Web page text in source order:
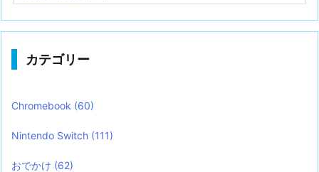
カテゴリー
Chromebook (60)
Nintendo Switch (111)
おでかけ (62)